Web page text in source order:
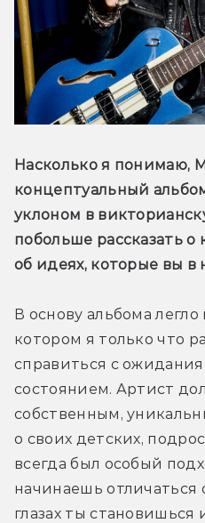
Насколько я понимаю,
концептуальный
уклоном в
побольше рассказать
об идеях, которые вы в
В основу альбома легло
котором я только что
справиться с
состоянием. Артист
собственным,
о своих детских,
всегда был особый
начинаешь отличаться
глазах ты становишься